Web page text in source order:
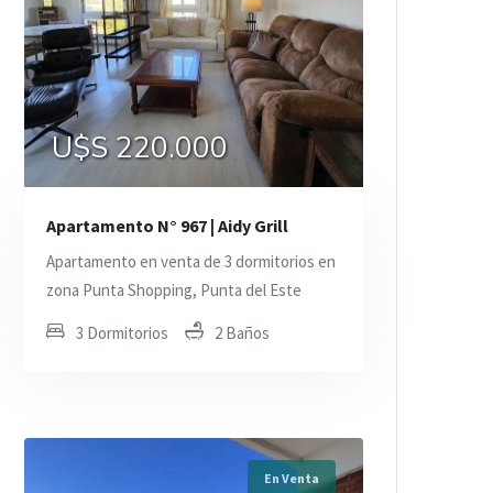
U$S 220.000
Apartamento N° 967 | Aidy Grill
Apartamento en venta de 3 dormitorios en
zona Punta Shopping, Punta del Este
3 Dormitorios 2 Baños
En Venta